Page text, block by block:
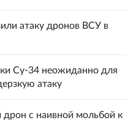
атаку дронов ВСУ в
Су-34 неожиданно для
атаку
дрон с наивной мольбой к